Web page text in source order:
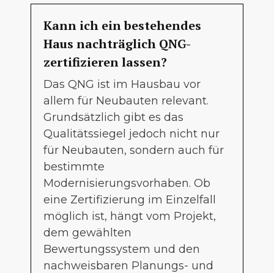
Kann ich ein bestehendes
Haus nachträglich QNG-
zertifizieren lassen?
Das QNG ist im Hausbau vor
allem für Neubauten relevant.
Grundsätzlich gibt es das
Qualitätssiegel jedoch nicht nur
für Neubauten, sondern auch für
bestimmte
Modernisierungsvorhaben. Ob
eine Zertifizierung im Einzelfall
möglich ist, hängt vom Projekt,
dem gewählten
Bewertungssystem und den
nachweisbaren Planungs- und